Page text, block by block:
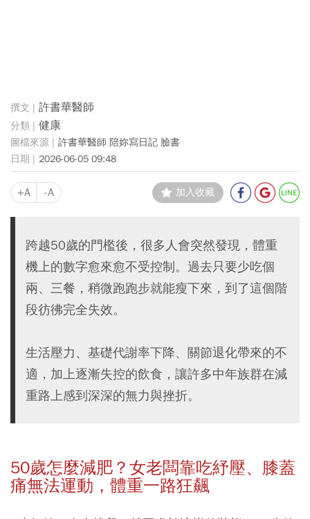
許書華醫師
健康
許書華醫師 陪妳寫日記 臉書
2026-06-05 09:48
+A -A 加入收藏
跨越50歲的門檻後，很多人會突然發現，體重
機上的數字愈來愈不受控制。過去只要少吃個
兩、三餐，稍微跑跑步就能瘦下來，到了這個階
段彷彿完全失效。
生活壓力、基礎代謝率下降、關節退化帶來的不
適，加上逐漸失控的飲食，讓許多中年族群在減
重路上感到深深的無力與挫折。
50歲怎麼減肥？ 女老闆靠吃紓壓、膝蓋
痛無法運動，體重一路狂飆